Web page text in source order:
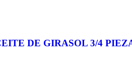
DE GIRASOL 3/4